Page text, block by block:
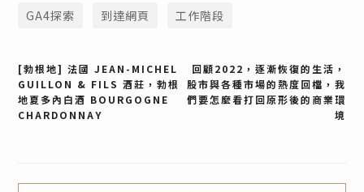
GA4探索 到達網頁 工作階段
文
章
回顧2022，逐漸恢復的生活，
股市與各種市場的熱度回檔，我
們要怎麼看打回原形後的商業環
境
[勃根地] 法國 JEAN-MICHEL
GUILLON & FILS 酒莊，勃根
地夏多內白酒 BOURGOGNE
CHARDONNAY